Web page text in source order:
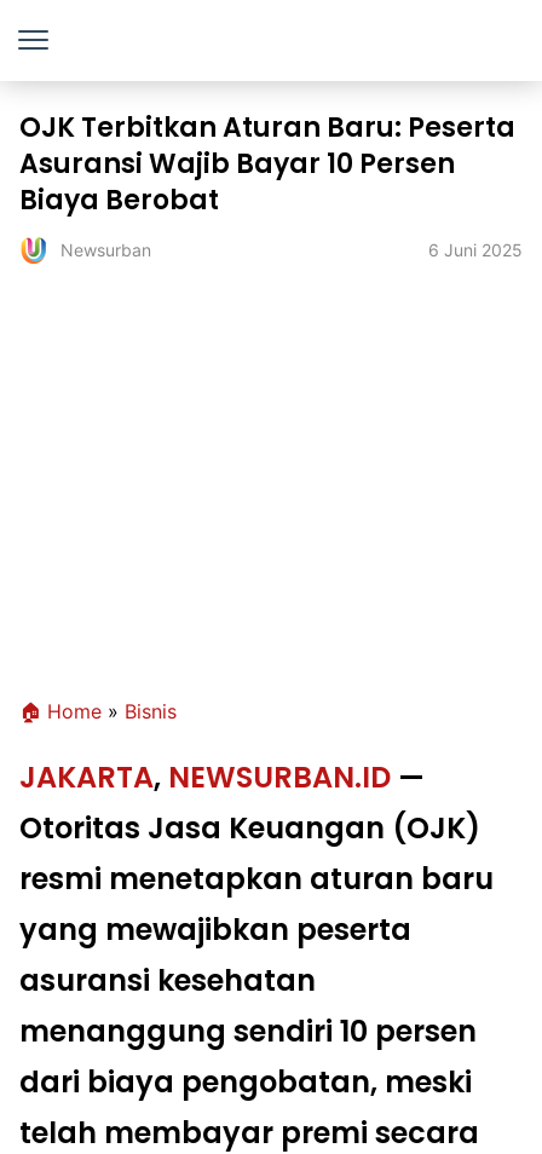
OJK Terbitkan Aturan Baru: Peserta
Asuransi Wajib Bayar 10 Persen
Biaya Berobat
Newsurban 6 Juni 2025
🏠 Home » Bisnis
JAKARTA, NEWSURBAN.ID —
Otoritas Jasa Keuangan (OJK)
resmi menetapkan aturan baru
yang mewajibkan peserta
asuransi kesehatan
menanggung sendiri 10 persen
dari biaya pengobatan, meski
telah membayar premi secara